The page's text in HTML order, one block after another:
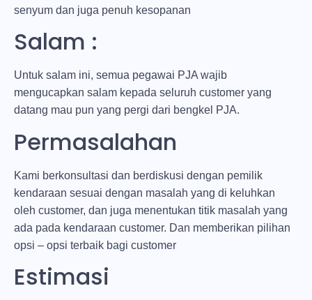
senyum dan juga penuh kesopanan
Salam :
Untuk salam ini, semua pegawai PJA wajib
mengucapkan salam kepada seluruh customer yang
datang mau pun yang pergi dari bengkel PJA.
Permasalahan
Kami berkonsultasi dan berdiskusi dengan pemilik
kendaraan sesuai dengan masalah yang di keluhkan
oleh customer, dan juga menentukan titik masalah yang
ada pada kendaraan customer. Dan memberikan pilihan
opsi – opsi terbaik bagi customer
Estimasi